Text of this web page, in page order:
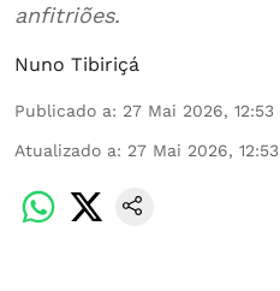
anfitriões.
Nuno Tibiriçá
Publicado a: 27 Mai 2026, 12:53
Atualizado a: 27 Mai 2026, 12:53